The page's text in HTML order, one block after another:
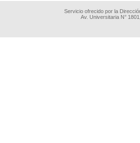
Servicio ofrecido por la
Av. Universitaria N°